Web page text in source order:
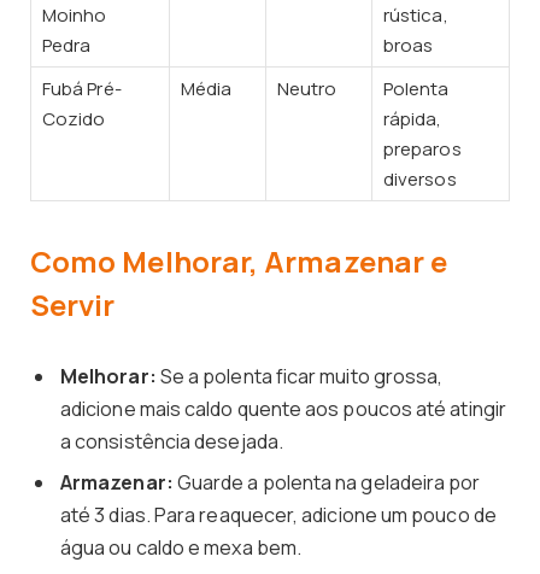
Moinho
Pedra
rústica,
broas
Fubá Pré-
Cozido
Média Neutro
Polenta
rápida,
preparos
diversos
Como Melhorar, Armazenar e
Servir
Melhorar: Se a polenta ficar muito grossa,
adicione mais caldo quente aos poucos até atingir
a consistência desejada.
Armazenar: Guarde a polenta na geladeira por
até 3 dias. Para reaquecer, adicione um pouco de
água ou caldo e mexa bem.